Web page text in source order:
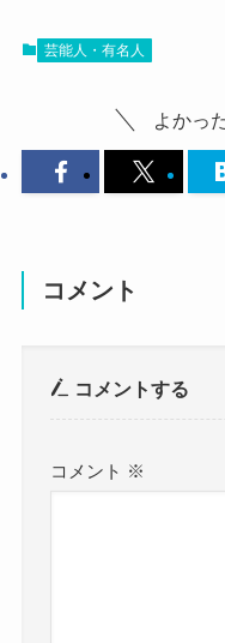
ましょう！
など、恋愛事情は
見ていきましょう！
猪井亜美は結婚し
猪井亜美さんの結
てみても、
芸能人・有名人
よかっ
コメント
コメントする
コメント ※